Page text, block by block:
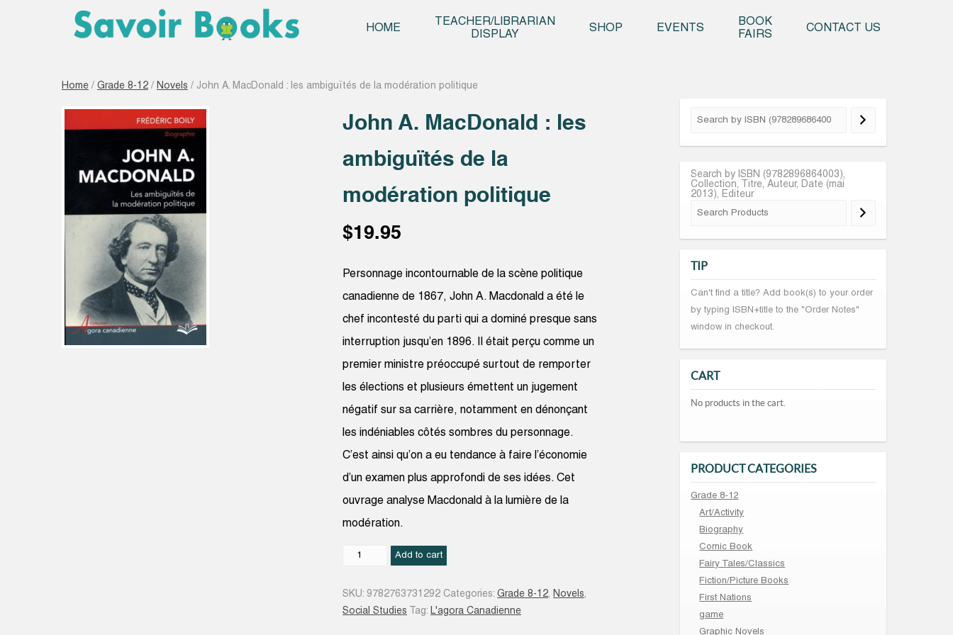
HOME
TEACHER/LIBRARIAN
DISPLAY
SHOP EVENTS
BOOK
FAIRS
CONTACT US
Home / Grade 8-12 / Novels / John A. MacDonald : les ambiguïtés de la modération politique
John A. MacDonald : les
ambiguïtés de la
modération politique
$19.95
Personnage incontournable de la scène politique
canadienne de 1867, John A. Macdonald a été le
chef incontesté du parti qui a dominé presque sans
interruption jusqu’en 1896. Il était perçu comme un
premier ministre préoccupé surtout de remporter
les élections et plusieurs émettent un jugement
négatif sur sa carrière, notamment en dénonçant
les indéniables côtés sombres du personnage.
C’est ainsi qu’on a eu tendance à faire l’économie
d’un examen plus approfondi de ses idées. Cet
ouvrage analyse Macdonald à la lumière de la
modération.
John
Add to cart
SKU: 9782763731292 Categories:Grade 8-12, Novels,
Social Studies
Tag: L'agora Canadienne
Search by ISBN (9782896864003),
Collection, Titre, Auteur, Date (mai
2013), Editeur
TIP
Can't find a title? Add book(s) to your order
by typing ISBN+title to the "Order Notes"
window in checkout.
CART
No products in the cart.
PRODUCT CATEGORIES
Grade 8-12
Art/Activity
Biography
Comic Book
Fairy Tales/Classics
Fiction/Picture Books
First Nations
game
Graphic Novels